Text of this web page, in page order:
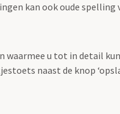
kan ook oude spelling
u tot in detail
naast de knop